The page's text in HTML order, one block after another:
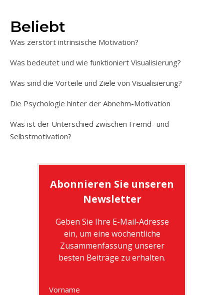
Beliebt
Was zerstört intrinsische Motivation?
Was bedeutet und wie funktioniert Visualisierung?
Was sind die Vorteile und Ziele von Visualisierung?
Die Psychologie hinter der Abnehm-Motivation
Was ist der Unterschied zwischen Fremd- und
Selbstmotivation?
Abonnieren Sie unseren
Newsletter
Geben Sie Ihre E-Mail-Adresse
ein, um eine wöchentliche
Zusammenfassung unserer
besten Beiträge zu erhalten.
Vorname